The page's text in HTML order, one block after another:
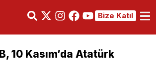
Bize Katıl
10 Kasım’da Atatürk